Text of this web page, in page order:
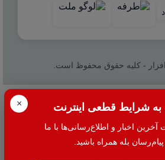
× به شرایط قطعی اینترنت
آخرین اخبار و اطلاع‌رسانی‌ها با ما
بله همراه باشید.
جستجو